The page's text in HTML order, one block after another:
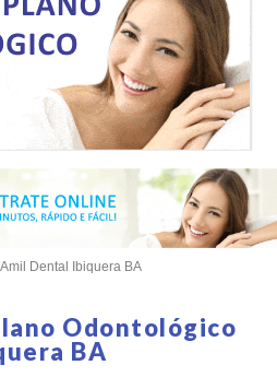
Amil Dental Ibiquera BA
Odontológico
BA